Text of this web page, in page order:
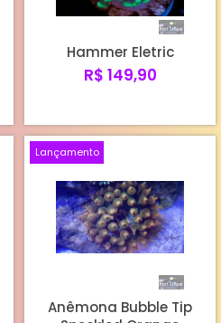
Hammer Eletric
R$ 149,90
Lançamento
Anêmona Bubble Tip